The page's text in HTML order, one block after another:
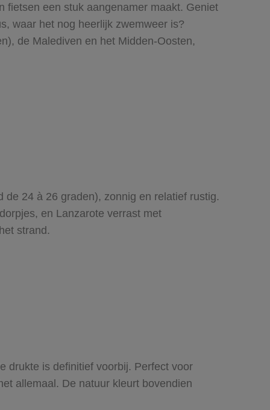
fietsen een stuk aangenamer maakt. Geniet
waar het nog heerlijk zwemweer is?
de Malediven en het Midden-Oosten,
24 à 26 graden), zonnig en relatief rustig.
en Lanzarote verrast met
strand.
drukte is definitief voorbij. Perfect voor
allemaal. De natuur kleurt bovendien